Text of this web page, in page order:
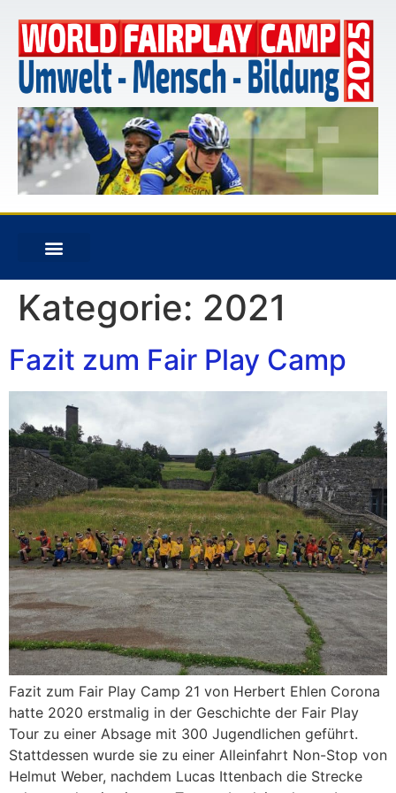
Kategorie: 2021
Fazit zum Fair Play Camp
Fazit zum Fair Play Camp 21 von Herbert Ehlen Corona
hatte 2020 erstmalig in der Geschichte der Fair Play
Tour zu einer Absage mit 300 Jugendlichen geführt.
Stattdessen wurde sie zu einer Alleinfahrt Non-Stop von
Helmut Weber, nachdem Lucas Ittenbach die Strecke